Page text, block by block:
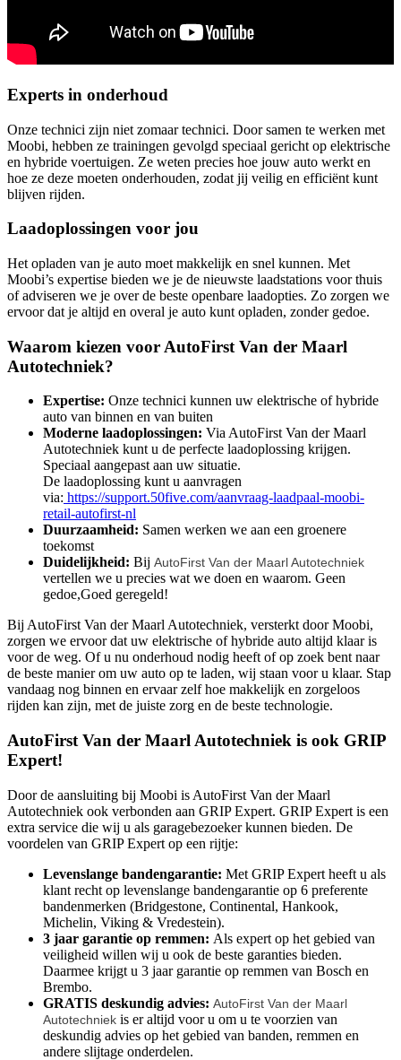
Experts in onderhoud
Onze technici zijn niet zomaar technici. Door samen te werken met
Moobi, hebben ze trainingen gevolgd speciaal gericht op elektrische
en hybride voertuigen. Ze weten precies hoe jouw auto werkt en
hoe ze deze moeten onderhouden, zodat jij veilig en efficiënt kunt
blijven rijden.
Laadoplossingen voor jou
Het opladen van je auto moet makkelijk en snel kunnen. Met
Moobi’s expertise bieden we je de nieuwste laadstations voor thuis
of adviseren we je over de beste openbare laadopties. Zo zorgen we
ervoor dat je altijd en overal je auto kunt opladen, zonder gedoe.
Waarom kiezen voor AutoFirst Van der Maarl
Autotechniek?
Expertise: Onze technici kunnen uw elektrische of hybride
auto van binnen en van buiten
Moderne laadoplossingen: Via AutoFirst Van der Maarl
Autotechniek kunt u de perfecte laadoplossing krijgen.
Speciaal aangepast aan uw situatie.
De laadoplossing kunt u aanvragen
via: https://support.50five.com/aanvraag-laadpaal-moobi-
retail-autofirst-nl
Duurzaamheid: Samen werken we aan een groenere
toekomst
Duidelijkheid: Bij AutoFirst Van der Maarl Autotechniek
vertellen we u precies wat we doen en waarom. Geen
gedoe,Goed geregeld!
Bij AutoFirst Van der Maarl Autotechniek, versterkt door Moobi,
zorgen we ervoor dat uw elektrische of hybride auto altijd klaar is
voor de weg. Of u nu onderhoud nodig heeft of op zoek bent naar
de beste manier om uw auto op te laden, wij staan voor u klaar. Stap
vandaag nog binnen en ervaar zelf hoe makkelijk en zorgeloos
rijden kan zijn, met de juiste zorg en de beste technologie.
AutoFirst Van der Maarl Autotechniek is ook GRIP
Expert!
Door de aansluiting bij Moobi is AutoFirst Van der Maarl
Autotechniek ook verbonden aan GRIP Expert. GRIP Expert is een
extra service die wij u als garagebezoeker kunnen bieden. De
voordelen van GRIP Expert op een rijtje:
Levenslange bandengarantie: Met GRIP Expert heeft u als
klant recht op levenslange bandengarantie op 6 preferente
bandenmerken (Bridgestone, Continental, Hankook,
Michelin, Viking & Vredestein).
3 jaar garantie op remmen: Als expert op het gebied van
veiligheid willen wij u ook de beste garanties bieden.
Daarmee krijgt u 3 jaar garantie op remmen van Bosch en
Brembo.
GRATIS deskundig advies: AutoFirst Van der Maarl
Autotechniek is er altijd voor u om u te voorzien van
deskundig advies op het gebied van banden, remmen en
andere slijtage onderdelen.